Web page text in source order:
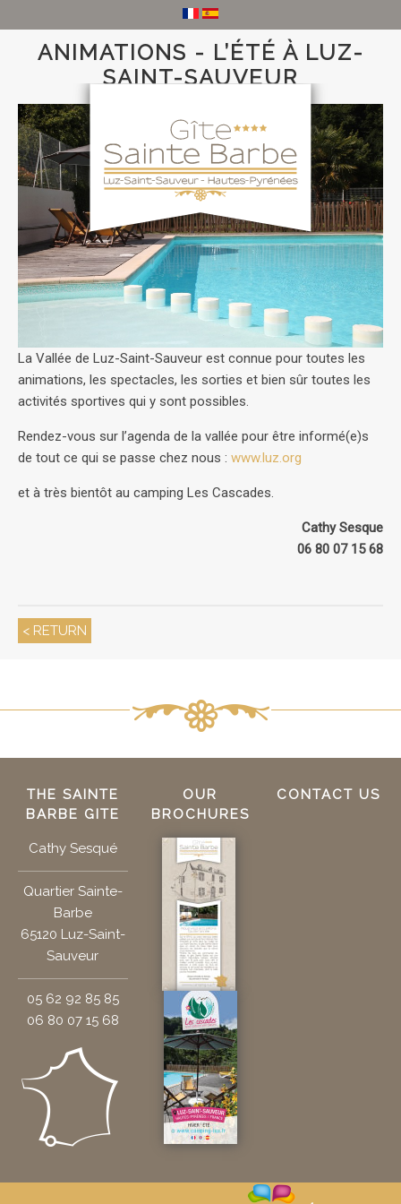
ANIMATIONS - L’ÉTÉ À LUZ-
SAINT-SAUVEUR
La Vallée de Luz-Saint-Sauveur est connue pour toutes les
animations, les spectacles, les sorties et bien sûr toutes les
activités sportives qui y sont possibles.
Rendez-vous sur l’agenda de la vallée pour être informé(e)s
de tout ce qui se passe chez nous : www.luz.org
et à très bientôt au camping Les Cascades.
Cathy Sesque
06 80 07 15 68
< RETURN
THE SAINTE
BARBE GITE
Cathy Sesqué
Quartier Sainte-
Barbe
65120 Luz-Saint-
Sauveur
05 62 92 85 85
06 80 07 15 68
OUR
BROCHURES
CONTACT US